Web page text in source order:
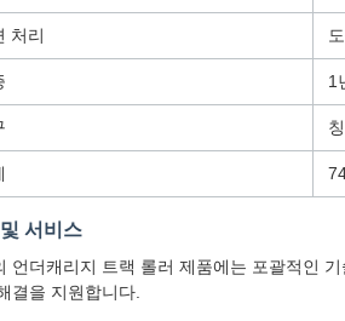
처리
1
서비스
언더캐리지 트랙 롤러 제품에는 포괄적인
결을 지원합니다.